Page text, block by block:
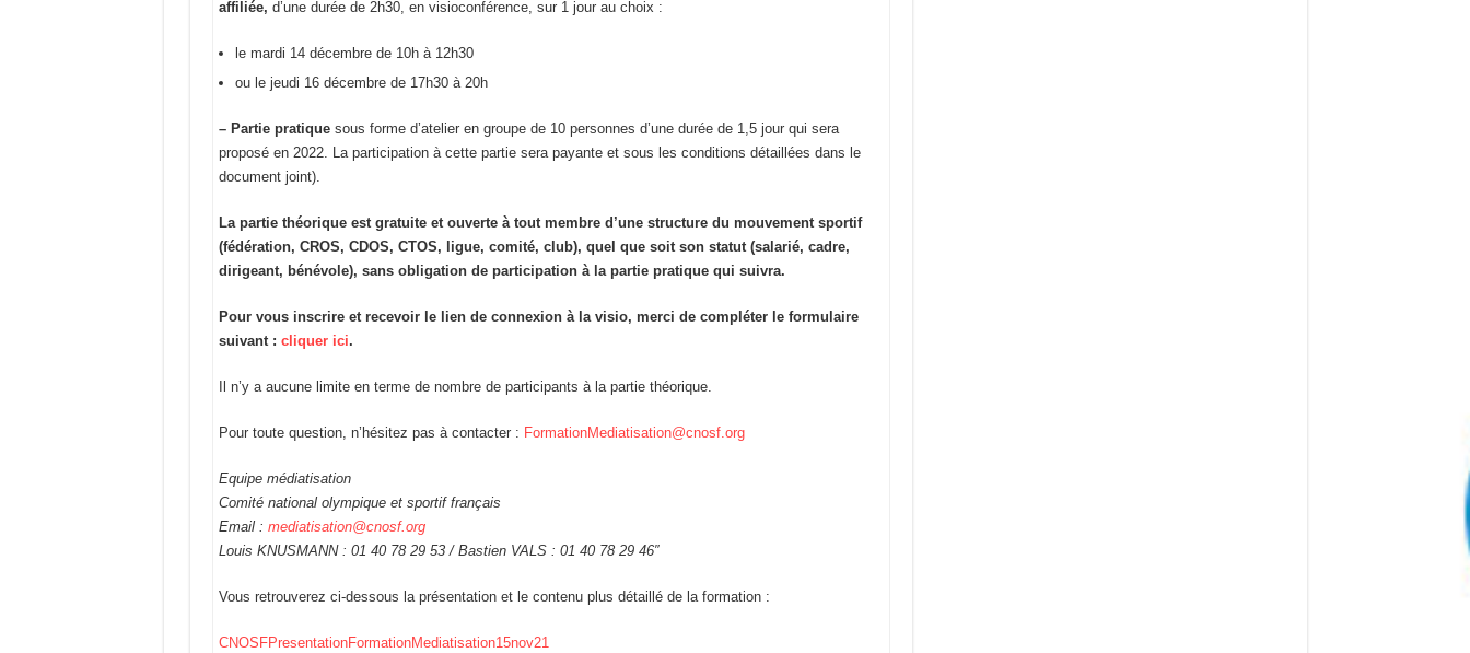
affiliée, d’une durée de 2h30, en visioconférence, sur 1 jour au choix :
le mardi 14 décembre de 10h à 12h30
ou le jeudi 16 décembre de 17h30 à 20h
– Partie pratiquesous forme d’atelier en groupe de 10 personnes d’une durée de 1,5 jour qui sera
proposé en 2022. La participation à cette partie sera payante et sous les conditions détaillées dans le
document joint).
La partie théorique est gratuite et ouverte à tout membre d’une structure du mouvement sportif
(fédération, CROS, CDOS, CTOS, ligue, comité, club), quel que soit son statut (salarié, cadre,
dirigeant, bénévole), sans obligation de participation à la partie pratique qui suivra.
Pour vous inscrire et recevoir le lien de connexion à la visio, merci de compléter le formulaire
suivant : cliquer ici.
Il n’y a aucune limite en terme de nombre de participants à la partie théorique.
Pour toute question, n’hésitez pas à contacter : FormationMediatisation@cnosf.org
Equipe médiatisation
Comité national olympique et sportif français
Email : mediatisation@cnosf.org
Louis KNUSMANN : 01 40 78 29 53 / Bastien VALS : 01 40 78 29 46″
Vous retrouverez ci-dessous la présentation et le contenu plus détaillé de la formation :
CNOSFPresentationFormationMediatisation15nov21